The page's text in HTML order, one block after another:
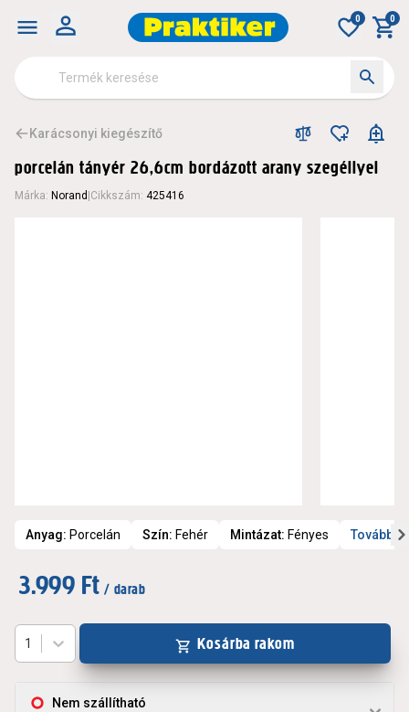
0 0
Karácsonyi kiegészítő
porcelán tányér 26,6cm bordázott arany szegéllyel
Márka: Norand Cikkszám: 425416
Anyag: Porcelán Szín: Fehér Mintázat: Fényes További
3.999 Ft / darab
Nem szállítható
1 Kosárba rakom